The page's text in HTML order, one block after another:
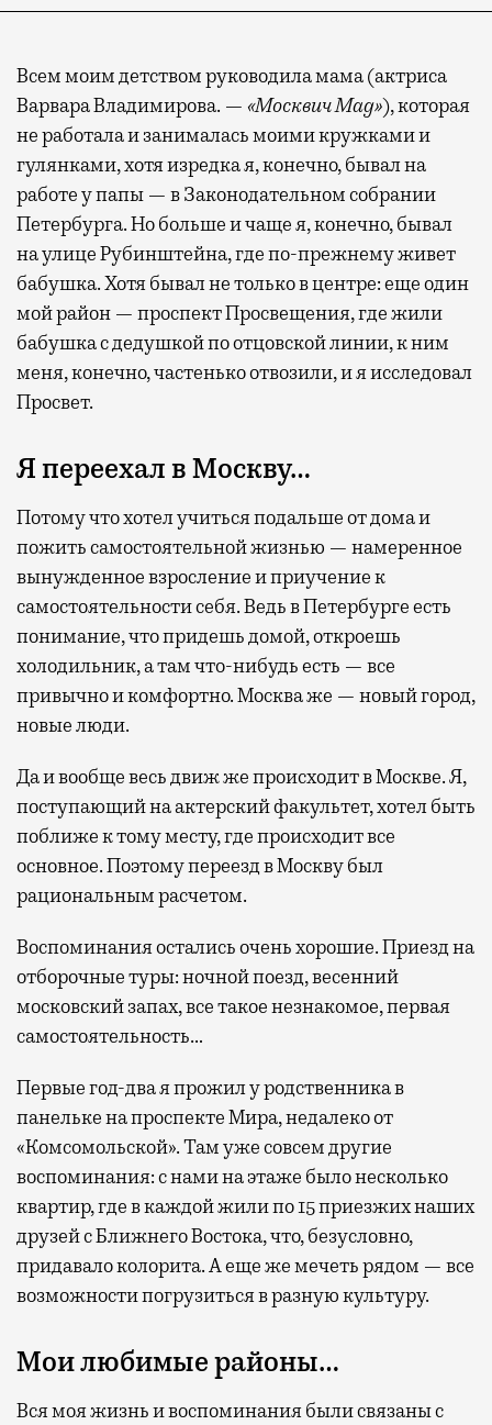
Всем моим детством руководила мама (актриса
Варвара Владимирова. — «Москвич Mag»), которая
не работала и занималась моими кружками и
гулянками, хотя изредка я, конечно, бывал на
работе у папы — в Законодательном собрании
Петербурга. Но больше и чаще я, конечно, бывал
на улице Рубинштейна, где по-прежнему живет
бабушка. Хотя бывал не только в центре: еще один
мой район — проспект Просвещения, где жили
бабушка с дедушкой по отцовской линии, к ним
меня, конечно, частенько отвозили, и я исследовал
Просвет.
Я переехал в Москву…
Потому что хотел учиться подальше от дома и
пожить самостоятельной жизнью — намеренное
вынужденное взросление и приучение к
самостоятельности себя. Ведь в Петербурге есть
понимание, что придешь домой, откроешь
холодильник, а там что-нибудь есть — все
привычно и комфортно. Москва же — новый город,
новые люди.
Да и вообще весь движ же происходит в Москве. Я,
поступающий на актерский факультет, хотел быть
поближе к тому месту, где происходит все
основное. Поэтому переезд в Москву был
рациональным расчетом.
Воспоминания остались очень хорошие. Приезд на
отборочные туры: ночной поезд, весенний
московский запах, все такое незнакомое, первая
самостоятельность…
Первые год-два я прожил у родственника в
панельке на проспекте Мира, недалеко от
«Комсомольской». Там уже совсем другие
воспоминания: с нами на этаже было несколько
квартир, где в каждой жили по 15 приезжих наших
друзей с Ближнего Востока, что, безусловно,
придавало колорита. А еще же мечеть рядом — все
возможности погрузиться в разную культуру.
Мои любимые районы…
Вся моя жизнь и воспоминания были связаны с